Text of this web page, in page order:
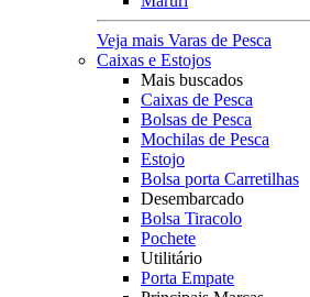
Veja mais Varas de Pesca
Caixas e Estojos
Mais buscados
Caixas de Pesca
Bolsas de Pesca
Mochilas de Pesca
Estojo
Bolsa porta Carretilhas
Desembarcado
Bolsa Tiracolo
Pochete
Utilitário
Porta Empate